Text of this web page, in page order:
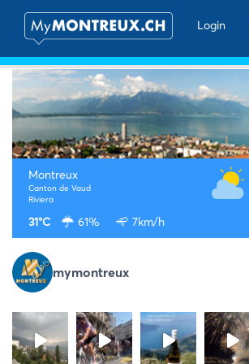
Login
Montreux
Canton de Vaud
Riviera
31°C 61% 7km/h
mymontreux